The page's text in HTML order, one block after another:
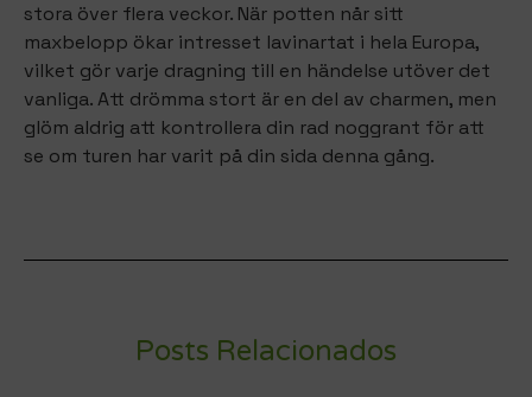
stora över flera veckor. När potten når sitt
maxbelopp ökar intresset lavinartat i hela Europa,
vilket gör varje dragning till en händelse utöver det
vanliga. Att drömma stort är en del av charmen, men
glöm aldrig att kontrollera din rad noggrant för att
se om turen har varit på din sida denna gång.
Posts Relacionados